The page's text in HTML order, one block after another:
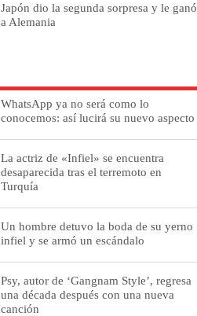
Japón dio la segunda sorpresa y le ganó
a Alemania
WhatsApp ya no será como lo
conocemos: así lucirá su nuevo aspecto
La actriz de «Infiel» se encuentra
desaparecida tras el terremoto en
Turquía
Un hombre detuvo la boda de su yerno
infiel y se armó un escándalo
Psy, autor de ‘Gangnam Style’, regresa
una década después con una nueva
canción